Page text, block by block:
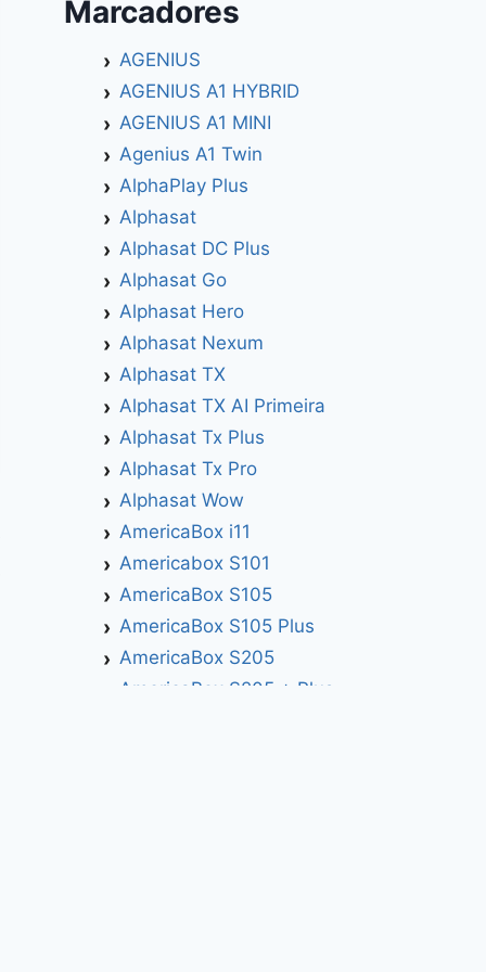
Marcadores
AGENIUS
AGENIUS A1 HYBRID
AGENIUS A1 MINI
Agenius A1 Twin
AlphaPlay Plus
Alphasat
Alphasat DC Plus
Alphasat Go
Alphasat Hero
Alphasat Nexum
Alphasat TX
Alphasat TX AI Primeira
Alphasat Tx Plus
Alphasat Tx Pro
Alphasat Wow
AmericaBox i11
Americabox S101
AmericaBox S105
AmericaBox S105 Plus
AmericaBox S205
AmericaBox S205 + Plus